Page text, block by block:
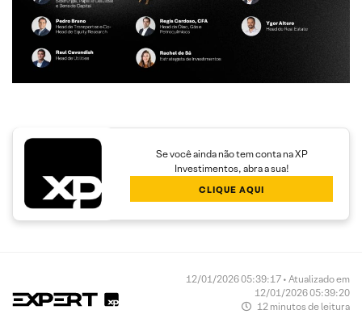
Se você ainda não tem conta na XP
Investimentos, abra a sua!
CLIQUE AQUI
12/01/2026 05:39:17 • Atualizado em
12/01/2026 05:39:20
12 minutos de leitura